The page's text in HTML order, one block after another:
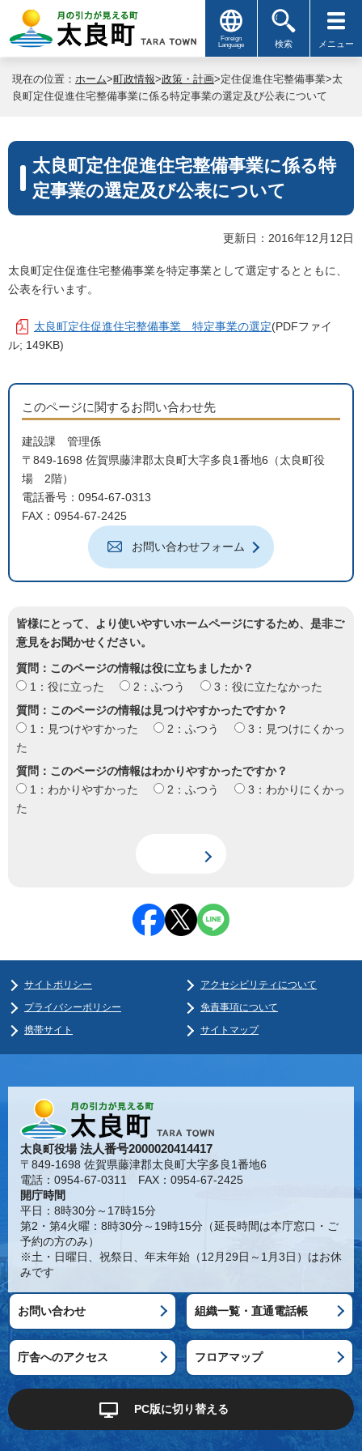
Foreign
Language
検索 メニュー
現在の位置： ホーム>町政情報>政策・計画>定住促進住宅整備事業>太
良町定住促進住宅整備事業に係る特定事業の選定及び公表について
太良町定住促進住宅整備事業に係る特
定事業の選定及び公表について
更新日：2016年12月12日
太良町定住促進住宅整備事業を特定事業として選定するとともに、
公表を行います。
太良町定住促進住宅整備事業 特定事業の選定(PDFファイ
ル; 149KB)
このページに関するお問い合わせ先
建設課 管理係
〒849-1698 佐賀県藤津郡太良町大字多良1番地6（太良町役
場 2階）
電話番号：0954-67-0313
FAX：0954-67-2425
お問い合わせフォーム
皆様にとって、より使いやすいホームページにするため、是非ご
意見をお聞かせください。
質問：このページの情報は役に立ちましたか？
1：役に立った
2：ふつう
3：役に立たなかった
質問：このページの情報は見つけやすかったですか？
1：見つけやすかった
2：ふつう
3：見つけにくかっ
た
質問：このページの情報はわかりやすかったですか？
1：わかりやすかった
2：ふつう
3：わかりにくかっ
た
サイトポリシー
アクセシビリティについて
プライバシーポリシー
免責事項について
携帯サイト
サイトマップ
太良町役場法人番号2000020414417
〒849-1698 佐賀県藤津郡太良町大字多良1番地6
電話：0954-67-0311 FAX：0954-67-2425
開庁時間
平日：8時30分～17時15分
第2・第4火曜：8時30分～19時15分（延長時間は本庁窓口・ご
予約の方のみ）
※土・日曜日、祝祭日、年末年始（12月29日～1月3日）はお休
みです
お問い合わせ 組織一覧・直通電話帳
庁舎へのアクセス フロアマップ
PC版に切り替える